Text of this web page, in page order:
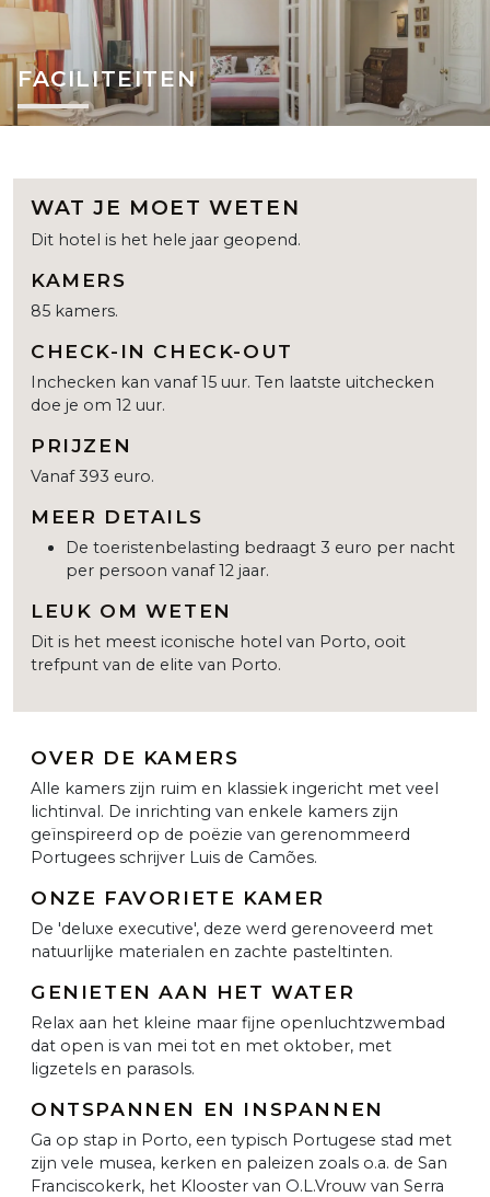
FACILITEITEN
WAT JE MOET WETEN
Dit hotel is het hele jaar geopend.
KAMERS
85 kamers.
CHECK-IN CHECK-OUT
Inchecken kan vanaf 15 uur. Ten laatste uitchecken
doe je om 12 uur.
PRIJZEN
Vanaf 393 euro.
MEER DETAILS
De toeristenbelasting bedraagt 3 euro per nacht
per persoon vanaf 12 jaar.
LEUK OM WETEN
Dit is het meest iconische hotel van Porto, ooit
trefpunt van de elite van Porto.
OVER DE KAMERS
Alle kamers zijn ruim en klassiek ingericht met veel
lichtinval. De inrichting van enkele kamers zijn
geïnspireerd op de poëzie van gerenommeerd
Portugees schrijver Luis de Camões.
ONZE FAVORIETE KAMER
De 'deluxe executive', deze werd gerenoveerd met
natuurlijke materialen en zachte pasteltinten.
GENIETEN AAN HET WATER
Relax aan het kleine maar fijne openluchtzwembad
dat open is van mei tot en met oktober, met
ligzetels en parasols.
ONTSPANNEN EN INSPANNEN
Ga op stap in Porto, een typisch Portugese stad met
zijn vele musea, kerken en paleizen zoals o.a. de San
Franciscokerk, het Klooster van O.L.Vrouw van Serra